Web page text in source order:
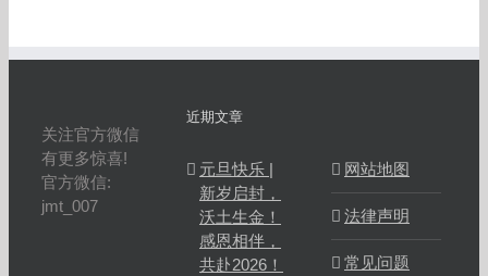
关注官方微信
有更多惊喜!
官方微信:
jmt_007
近期文章
元旦快乐 |
新岁启封，
沃土生金！
感恩相伴，
共赴2026！
网站地图
法律声明
常见问题